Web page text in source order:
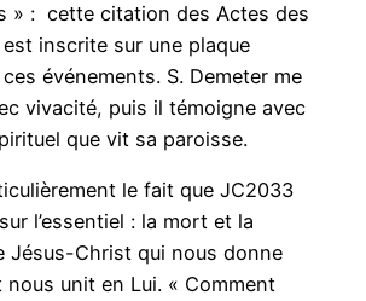
» : cette citation des Actes des
inscrite sur une plaque
événements. S. Demeter me
vivacité, puis il témoigne avec
que vit sa paroisse.
le fait que JC2033
l’essentiel : la mort et la
Jésus-Christ qui nous donne
nous unit en Lui. « Comment